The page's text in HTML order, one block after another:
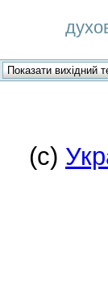
(c)